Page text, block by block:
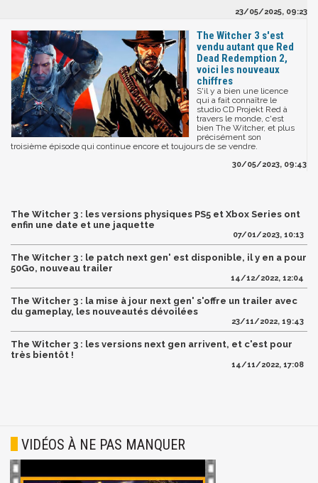
23/05/2025, 09:23
The Witcher 3 s'est
vendu autant que Red
Dead Redemption 2,
voici les nouveaux
chiffres
S'il y a bien une licence
qui a fait connaître le
studio CD Projekt Red à
travers le monde, c'est
bien The Witcher, et plus
précisément son
troisième épisode qui continue encore et toujours de se vendre.
30/05/2023, 09:43
The Witcher 3 : les versions physiques PS5 et Xbox Series ont
enfin une date et une jaquette
07/01/2023, 10:13
The Witcher 3 : le patch next gen' est disponible, il y en a pour
50Go, nouveau trailer
14/12/2022, 12:04
The Witcher 3 : la mise à jour next gen' s'offre un trailer avec
du gameplay, les nouveautés dévoilées
23/11/2022, 19:43
The Witcher 3 : les versions next gen arrivent, et c'est pour
très bientôt !
14/11/2022, 17:08
VIDÉOS À NE PAS MANQUER